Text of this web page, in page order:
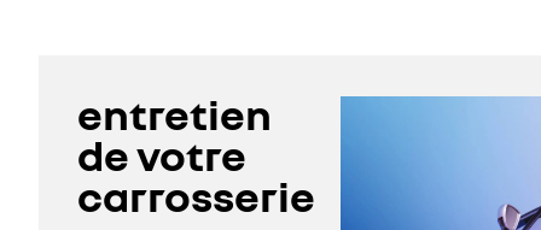
entretien
de votre
carrosserie